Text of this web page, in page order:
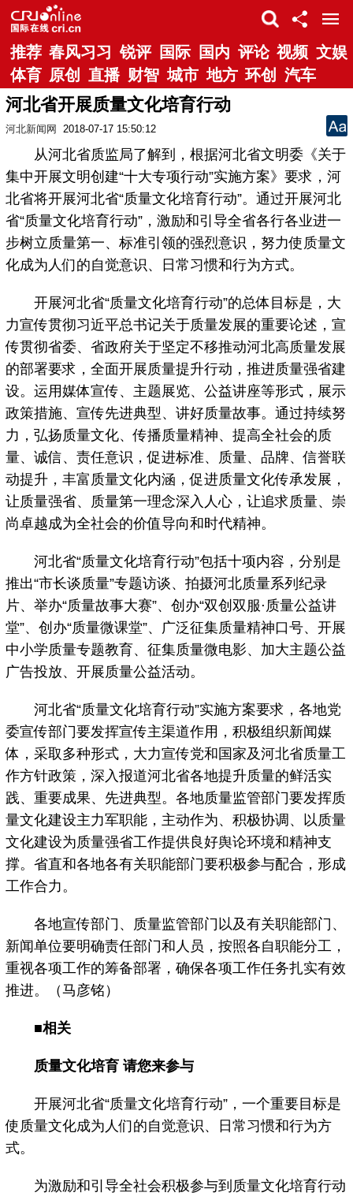
推荐 春风习习 锐评 国际 国内 评论 视频 文娱
体育 原创 直播 财智 城市 地方 环创 汽车
河北省开展质量文化培育行动
河北新闻网 2018-07-17 15:50:12
从河北省质监局了解到，根据河北省文明委《关于
集中开展文明创建“十大专项行动”实施方案》要求，河
北省将开展河北省“质量文化培育行动”。通过开展河北
省“质量文化培育行动”，激励和引导全省各行各业进一
步树立质量第一、标准引领的强烈意识，努力使质量文
化成为人们的自觉意识、日常习惯和行为方式。
开展河北省“质量文化培育行动”的总体目标是，大
力宣传贯彻习近平总书记关于质量发展的重要论述，宣
传贯彻省委、省政府关于坚定不移推动河北高质量发展
的部署要求，全面开展质量提升行动，推进质量强省建
设。运用媒体宣传、主题展览、公益讲座等形式，展示
政策措施、宣传先进典型、讲好质量故事。通过持续努
力，弘扬质量文化、传播质量精神、提高全社会的质
量、诚信、责任意识，促进标准、质量、品牌、信誉联
动提升，丰富质量文化内涵，促进质量文化传承发展，
让质量强省、质量第一理念深入人心，让追求质量、崇
尚卓越成为全社会的价值导向和时代精神。
河北省“质量文化培育行动”包括十项内容，分别是
推出“市长谈质量”专题访谈、拍摄河北质量系列纪录
片、举办“质量故事大赛”、创办“双创双服⋅质量公益讲
堂”、创办“质量微课堂”、广泛征集质量精神口号、开展
中小学质量专题教育、征集质量微电影、加大主题公益
广告投放、开展质量公益活动。
河北省“质量文化培育行动”实施方案要求，各地党
委宣传部门要发挥宣传主渠道作用，积极组织新闻媒
体，采取多种形式，大力宣传党和国家及河北省质量工
作方针政策，深入报道河北省各地提升质量的鲜活实
践、重要成果、先进典型。各地质量监管部门要发挥质
量文化建设主力军职能，主动作为、积极协调、以质量
文化建设为质量强省工作提供良好舆论环境和精神支
撑。省直和各地各有关职能部门要积极参与配合，形成
工作合力。
各地宣传部门、质量监管部门以及有关职能部门、
新闻单位要明确责任部门和人员，按照各自职能分工，
重视各项工作的筹备部署，确保各项工作任务扎实有效
推进。（马彦铭）
■相关
质量文化培育 请您来参与
开展河北省“质量文化培育行动”，一个重要目标是
使质量文化成为人们的自觉意识、日常习惯和行为方
式。
为激励和引导全社会积极参与到质量文化培育行动